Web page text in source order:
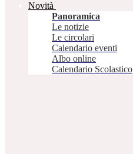
Novità
Panoramica
Le notizie
Le circolari
Calendario eventi
Albo online
Calendario Scolastico